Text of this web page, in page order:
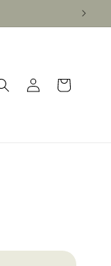
EinloggenWarenkorb